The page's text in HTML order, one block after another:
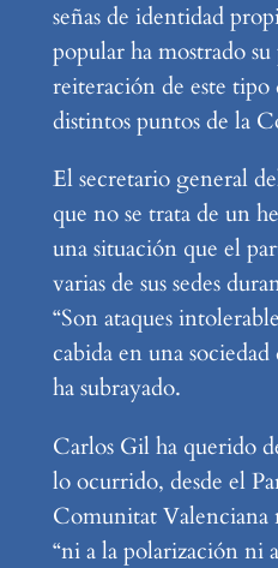
señas de identidad
popular ha mostrado
reiteración de este tipo
distintos puntos de la
El secretario general
que no se trata de un
una situación que el
varias de sus sedes
“Son ataques
cabida en una
ha subrayado.
Carlos Gil ha querido
lo ocurrido, desde el
Comunitat Valenciana
“ni a la polarización ni